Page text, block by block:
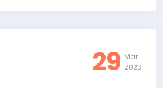
29 Mar
2023